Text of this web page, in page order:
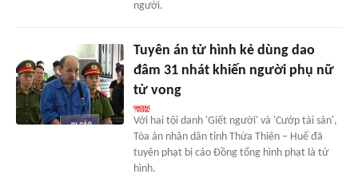
người.
Tuyên án tử hình kẻ dùng dao
đâm 31 nhát khiến người phụ nữ
tử vong
Với hai tội danh 'Giết người' và 'Cướp tài sản',
Tòa án nhân dân tỉnh Thừa Thiên – Huế đã
tuyên phạt bị cáo Đồng tổng hình phạt là tử
hình.